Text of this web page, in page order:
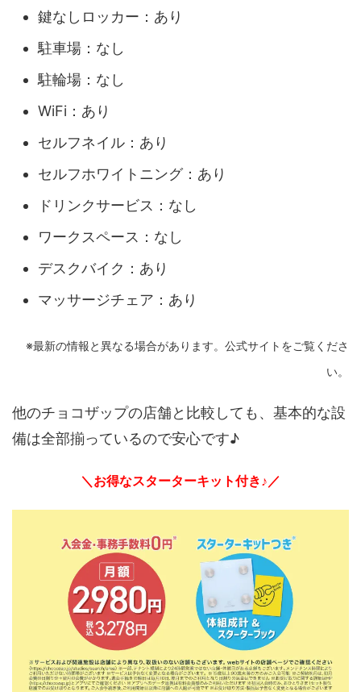
鍵なしロッカー：あり
駐車場：なし
駐輪場：なし
WiFi：あり
セルフネイル：あり
セルフホワイトニング：あり
ドリンクサービス：なし
ワークスペース：なし
デスクバイク：あり
マッサージチェア：あり
※最新の情報と異なる場合があります。公式サイトをご覧くださ
い。
他のチョコザップの店舗と比較しても、基本的な設
備は全部揃っているので安心です♪
＼お得なスターターキット付き♪／